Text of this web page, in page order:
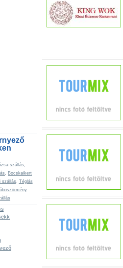
szállás,
, Bocskaikert
szállás, Téglás